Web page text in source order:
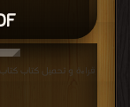
قراءة و تحميل كتاب كتاب Introducing InnoDB Cluster PDF مجانا | مكتبة >